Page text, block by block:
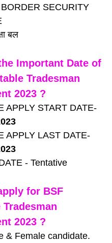
SECURITY
बल
Important Date of
Tradesman
2023 ?
APPLY START DATE-
APPLY LAST DATE-
- Tentative
for BSF
2023 ?
& Female candidate.